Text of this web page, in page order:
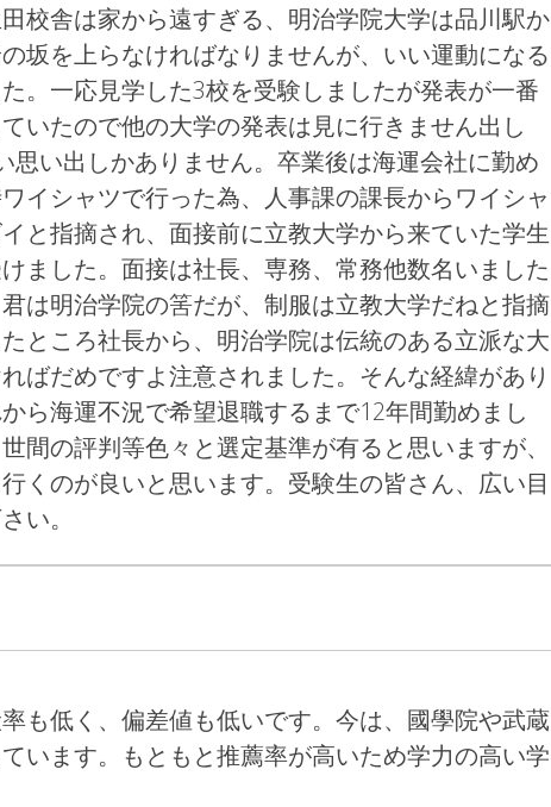
校舎は家から遠すぎる、明治学院大学は品川駅か
坂を上らなければなりませんが、いい運動になる
。一応見学した3校を受験しましたが発表が一番
いたので他の大学の発表は見に行きません出し
思い出しかありません。卒業後は海運会社に勤め
イシャツで行った為、人事課の課長からワイシャ
と指摘され、面接前に立教大学から来ていた学生
ました。面接は社長、専務、常務他数名いました
は明治学院の筈だが、制服は立教大学だねと指摘
ところ社長から、明治学院は伝統のある立派な大
ばだめですよ注意されました。そんな経緯があり
ら海運不況で希望退職するまで12年間勤めまし
間の評判等色々と選定基準が有ると思いますが、
くのが良いと思います。受験生の皆さん、広い目
い。
も低く、偏差値も低いです。今は、國學院や武蔵
います。もともと推薦率が高いため学力の高い学